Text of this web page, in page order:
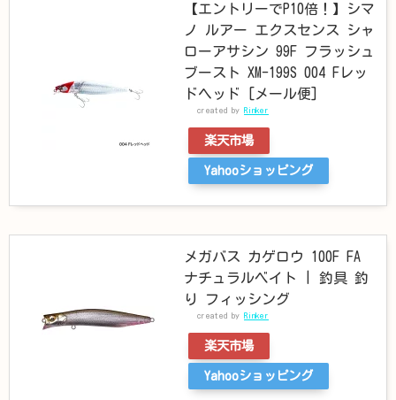
【エントリーでP10倍！】シマ
ノ ルアー エクスセンス シャ
ローアサシン 99F フラッシュ
ブースト XM-199S 004 Fレッ
ドヘッド [メール便]
created by Rinker
楽天市場
Yahooショッピング
メガバス カゲロウ 100F FA
ナチュラルベイト | 釣具 釣
り フィッシング
created by Rinker
楽天市場
Yahooショッピング